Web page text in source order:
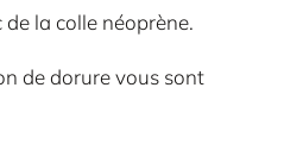
de la colle néoprène.
de dorure vous sont